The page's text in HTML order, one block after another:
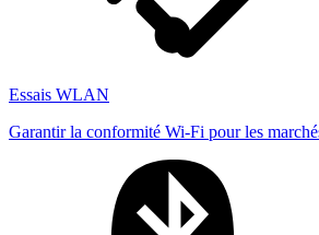
Essais WLAN
Garantir la conformité Wi-Fi pour les